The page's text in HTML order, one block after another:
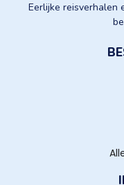
Eerlijke reisverhalen